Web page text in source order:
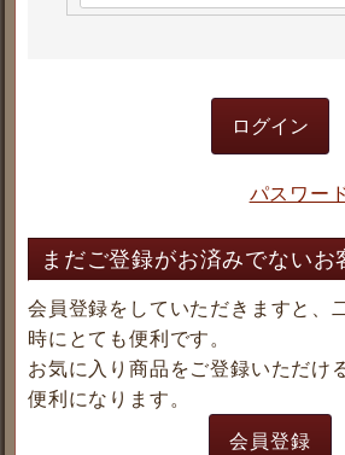
ログイン
パスワー
まだご登録がお済みでないお
会員登録をしていただきますと、
時にとても便利です。
お気に入り商品をご登録いただけ
便利になります。
会員登録